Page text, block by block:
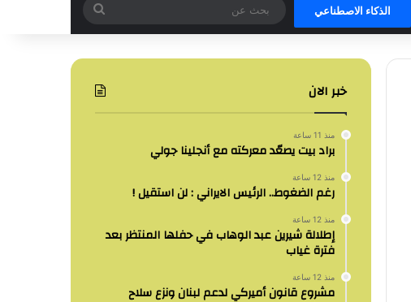
الذكاء الاصطناعي
بحث
عن
خبر الان
منذ 11 ساعة
براد بيت يصعّد معركته مع أنجلينا جولي
منذ 12 ساعة
رغم الضغوط.. الرئيس الايراني : لن استقيل !
منذ 12 ساعة
إطلالة شيرين عبد الوهاب في حفلها المنتظر بعد
فترة غياب
منذ 12 ساعة
مشروع قانون أميركي لدعم لبنان ونزع سلاح